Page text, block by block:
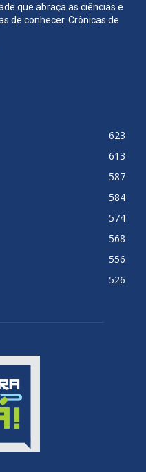
que abraça as ciências e
de conhecer. Crônicas de
623
613
587
584
574
568
556
526